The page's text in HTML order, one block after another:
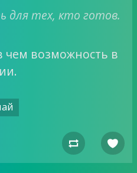
для тех, кто готов.
чем возможность в
 